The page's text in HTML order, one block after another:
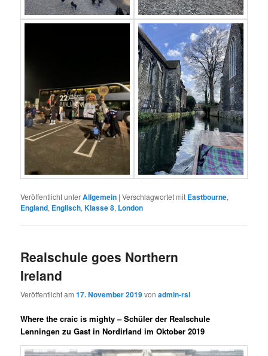
Veröffentlicht unterAllgemein |Verschlagwortet mit Eastbourne,
England, Englisch,Klasse 8, London
Realschule goes Northern
Ireland
Veröffentlicht am17. November 2019vonadmin-rsl
Where the craic is mighty – Schüler der Realschule
Lenningen zu Gast in Nordirland im Oktober 2019